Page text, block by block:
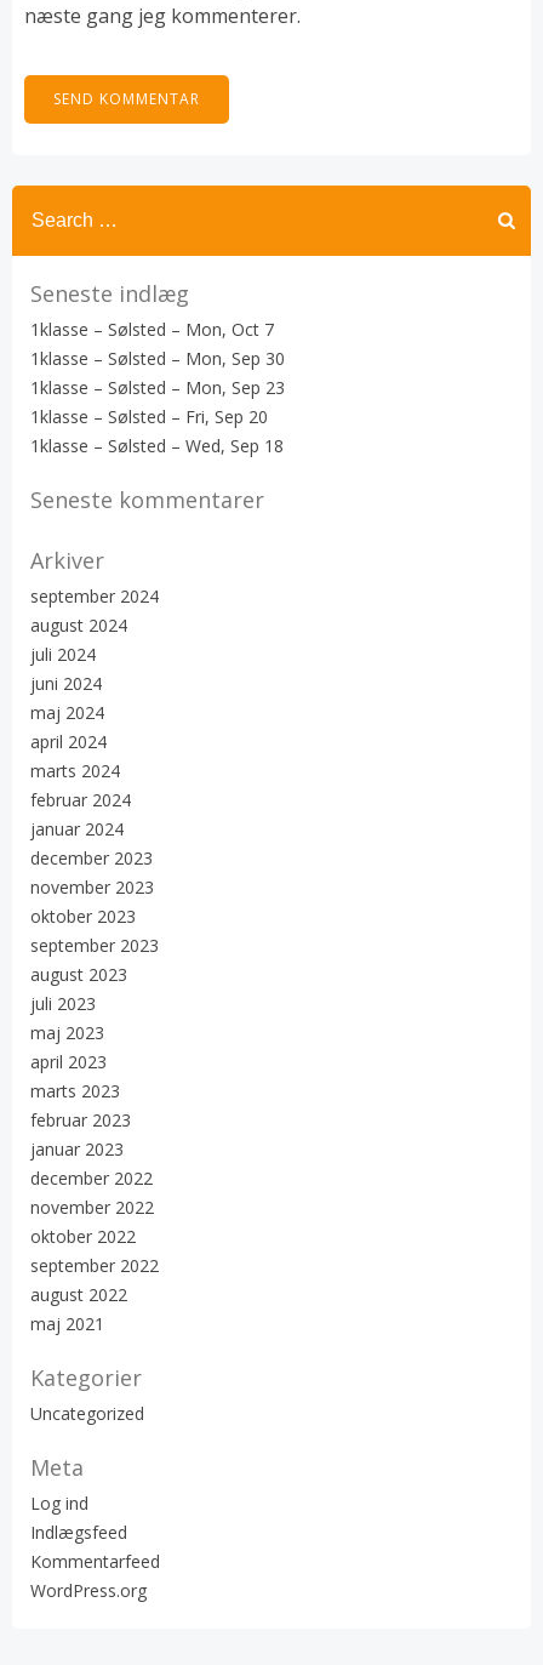
næste gang jeg kommenterer.
Search
for:
Seneste indlæg
1klasse – Sølsted – Mon, Oct 7
1klasse – Sølsted – Mon, Sep 30
1klasse – Sølsted – Mon, Sep 23
1klasse – Sølsted – Fri, Sep 20
1klasse – Sølsted – Wed, Sep 18
Seneste kommentarer
Arkiver
september 2024
august 2024
juli 2024
juni 2024
maj 2024
april 2024
marts 2024
februar 2024
januar 2024
december 2023
november 2023
oktober 2023
september 2023
august 2023
juli 2023
maj 2023
april 2023
marts 2023
februar 2023
januar 2023
december 2022
november 2022
oktober 2022
september 2022
august 2022
maj 2021
Kategorier
Uncategorized
Meta
Log ind
Indlægsfeed
Kommentarfeed
WordPress.org